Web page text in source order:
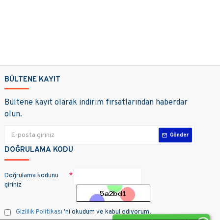
BÜLTENE KAYIT
Bültene kayıt olarak indirim fırsatlarından haberdar
olun.
Gönder
DOĞRULAMA KODU
Doğrulama kodunu
giriniz
Gizlilik Politikası 'ni okudum ve kabul ediyorum.